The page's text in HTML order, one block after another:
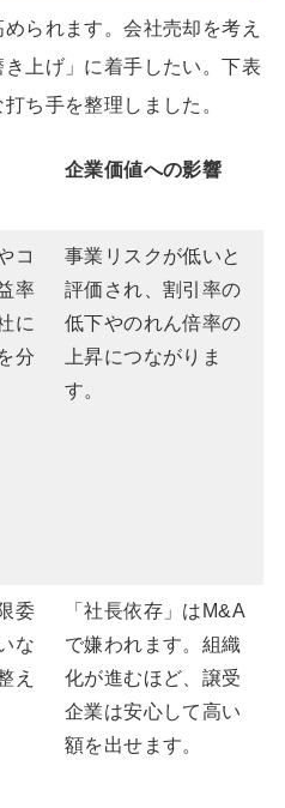
られます。会社売却を考え
上げ」に着手したい。下表
ち手を整理しました。
企業価値への影響
コ
率
に
分
事業リスクが低いと
評価され、割引率の
低下やのれん倍率の
上昇につながりま
す。
委
な
え
「社長依存」はM&A
で嫌われます。組織
化が進むほど、譲受
企業は安心して高い
額を出せます。